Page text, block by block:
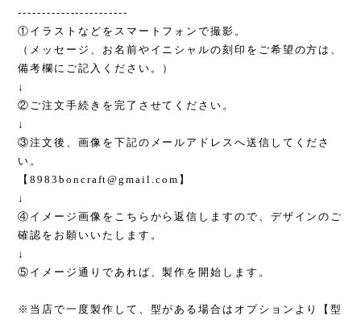
-----------------------
①イラストなどをスマートフォンで撮影。
（メッセージ、お名前やイニシャルの刻印をご希望の方は、
備考欄にご記入ください。）
↓
②ご注文手続きを完了させてください。
↓
③注文後、画像を下記のメールアドレスへ送信してくださ
い。
【8983boncraft@gmail.com 】
↓
④イメージ画像をこちらから返信しますので、デザインのご
確認をお願いいたします。
↓
⑤イメージ通りであれば、製作を開始します。
※当店で一度製作して、型がある場合はオプションより【型